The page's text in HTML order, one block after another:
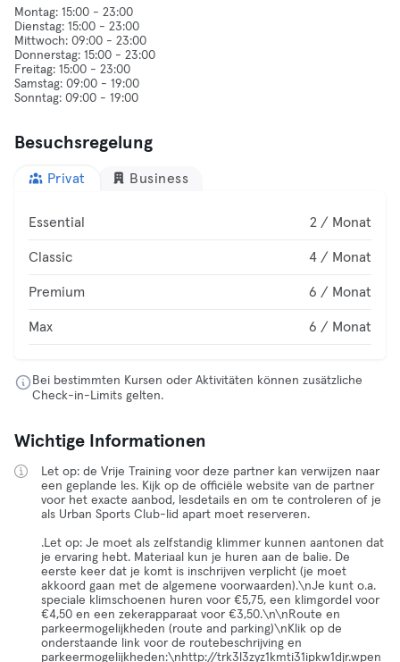
Montag: 15:00 - 23:00
Dienstag: 15:00 - 23:00
Mittwoch: 09:00 - 23:00
Donnerstag: 15:00 - 23:00
Freitag: 15:00 - 23:00
Samstag: 09:00 - 19:00
Besuchsregelung
Privat Business
Essential 2 / Monat
Classic 4 / Monat
Premium 6 / Monat
Max 6 / Monat
Bei bestimmten Kursen oder Aktivitäten können zusätzliche
Check-in-Limits gelten.
Wichtige Informationen
Let op: de Vrije Training voor deze partner kan verwijzen naar
een geplande les. Kijk op de officiële website van de partner
voor het exacte aanbod, lesdetails en om te controleren of je
als Urban Sports Club-lid apart moet reserveren.
.Let op: Je moet als zelfstandig klimmer kunnen aantonen dat
je ervaring hebt. Materiaal kun je huren aan de balie. De
eerste keer dat je komt is inschrijven verplicht (je moet
akkoord gaan met de algemene voorwaarden).\nJe kunt o.a.
speciale klimschoenen huren voor €5,75, een klimgordel voor
€4,50 en een zekerapparaat voor €3,50.\n\nRoute en
parkeermogelijkheden (route and parking)\nKlik op de
onderstaande link voor de routebeschrijving en
parkeermogelijkheden:\nhttp://trk3l3zyz1kmti31ipkw1djr.wpen